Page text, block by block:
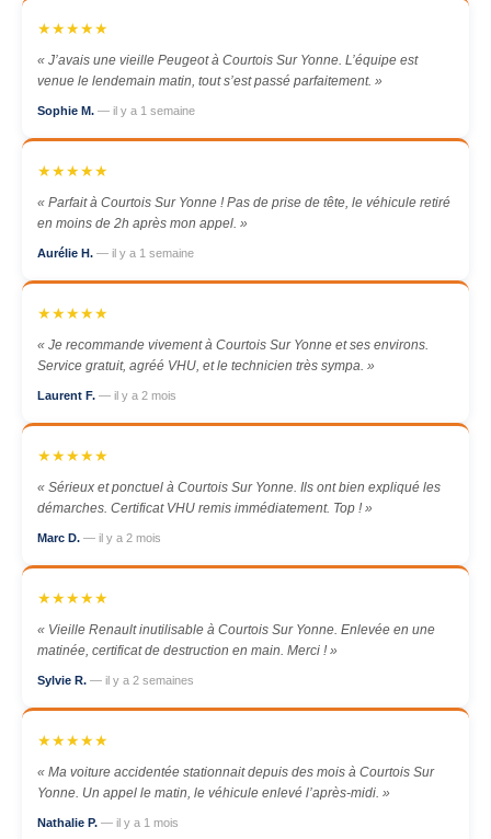
★★★★★
« J’avais une vieille Peugeot à Courtois Sur Yonne. L’équipe est
venue le lendemain matin, tout s’est passé parfaitement. »
Sophie M. — il y a 1 semaine
★★★★★
« Parfait à Courtois Sur Yonne ! Pas de prise de tête, le véhicule retiré
en moins de 2h après mon appel. »
Aurélie H. — il y a 1 semaine
★★★★★
« Je recommande vivement à Courtois Sur Yonne et ses environs.
Service gratuit, agréé VHU, et le technicien très sympa. »
Laurent F. — il y a 2 mois
★★★★★
« Sérieux et ponctuel à Courtois Sur Yonne. Ils ont bien expliqué les
démarches. Certificat VHU remis immédiatement. Top ! »
Marc D. — il y a 2 mois
★★★★★
« Vieille Renault inutilisable à Courtois Sur Yonne. Enlevée en une
matinée, certificat de destruction en main. Merci ! »
Sylvie R. — il y a 2 semaines
★★★★★
« Ma voiture accidentée stationnait depuis des mois à Courtois Sur
Yonne. Un appel le matin, le véhicule enlevé l’après-midi. »
Nathalie P. — il y a 1 mois